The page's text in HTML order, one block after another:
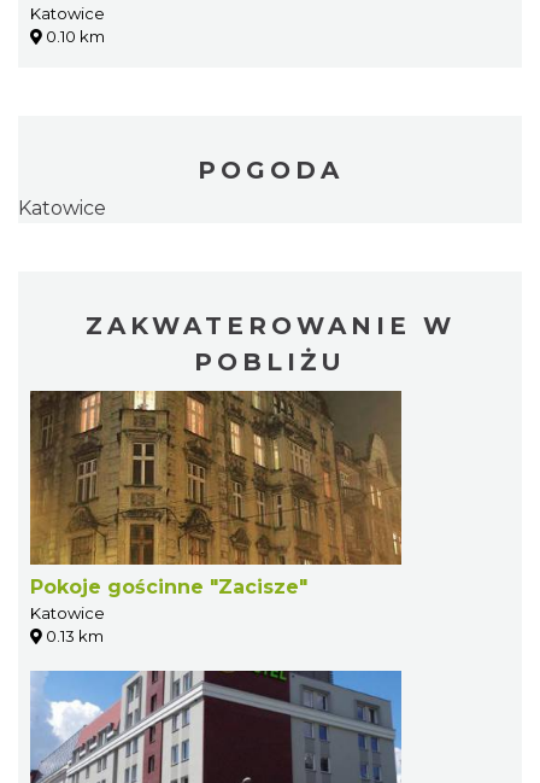
Katowice
0.10 km
POGODA
Katowice
ZAKWATEROWANIE W
POBLIŻU
Pokoje gościnne "Zacisze"
Katowice
0.13 km